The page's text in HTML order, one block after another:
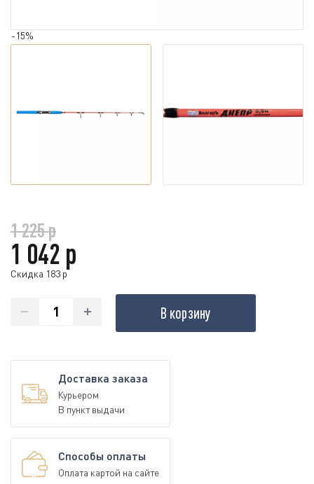
-15%
1 225 р
1 042 р
Скидка 183 р
В корзину
Доставка заказа
Курьером
В пункт выдачи
Способы оплаты
Оплата картой на сайте